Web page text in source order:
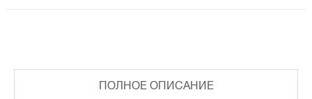
ПОЛНОЕ ОПИСАНИЕ